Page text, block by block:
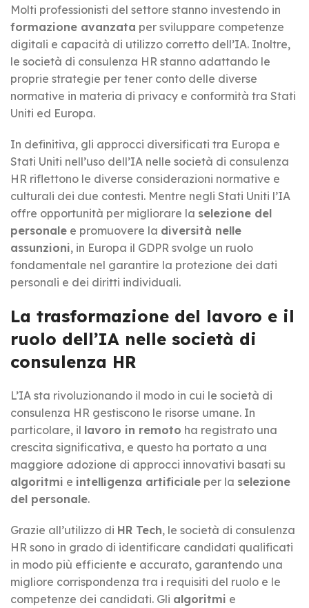
Molti professionisti del settore stanno investendo in
formazione avanzata per sviluppare competenze
digitali e capacità di utilizzo corretto dell’IA. Inoltre,
le società di consulenza HR stanno adattando le
proprie strategie per tener conto delle diverse
normative in materia di privacy e conformità tra Stati
Uniti ed Europa.
In definitiva, gli approcci diversificati tra Europa e
Stati Uniti nell’uso dell’IA nelle società di consulenza
HR riflettono le diverse considerazioni normative e
culturali dei due contesti. Mentre negli Stati Uniti l’IA
offre opportunità per migliorare la selezione del
personale e promuovere la diversità nelle
assunzioni, in Europa il GDPR svolge un ruolo
fondamentale nel garantire la protezione dei dati
personali e dei diritti individuali.
La trasformazione del lavoro e il
ruolo dell’IA nelle società di
consulenza HR
L’IA sta rivoluzionando il modo in cui le società di
consulenza HR gestiscono le risorse umane. In
particolare, il lavoro in remoto ha registrato una
crescita significativa, e questo ha portato a una
maggiore adozione di approcci innovativi basati su
algoritmi e intelligenza artificiale per la selezione
del personale.
Grazie all’utilizzo di HR Tech, le società di consulenza
HR sono in grado di identificare candidati qualificati
in modo più efficiente e accurato, garantendo una
migliore corrispondenza tra i requisiti del ruolo e le
competenze dei candidati. Gli algoritmi e